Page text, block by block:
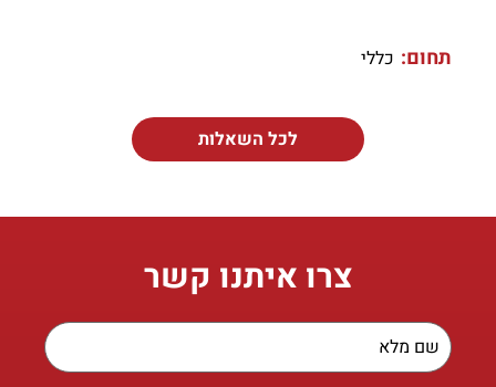
תחום: כללי
לכל השאלות
צרו איתנו קשר